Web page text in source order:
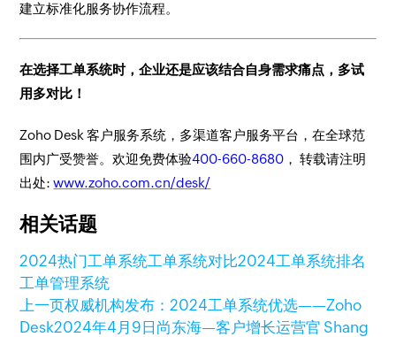
建立标准化服务协作流程。
在选择工单系统时，企业还是应该结合自身需求痛点，多试
用多对比！
Zoho Desk 客户服务系统，多渠道客户服务平台，在全球范
围内广受赞誉。欢迎免费体验400-660-8680 ， 转载请注明
出处:www.zoho.com.cn/desk/
相关话题
2024热门工单系统工单系统对比2024工单系统排名
工单管理系统
上一页权威机构发布：2024工单系统优选——Zoho
Desk2024年4月9日 尚东海—客户增长运营官 Shang